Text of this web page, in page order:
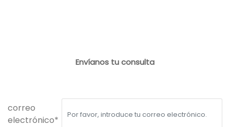
Envíanos tu consulta
correo
electrónico*